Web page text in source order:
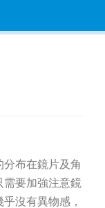
布在鏡片及角
需要加強注意鏡
沒有異物感，